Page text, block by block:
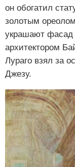
он обогатил
золотым
украшают фасад
архитектором
Лураго взял за
Джезу.